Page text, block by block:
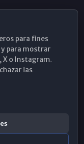
para fines
para mostrar
X o Instagram.
las